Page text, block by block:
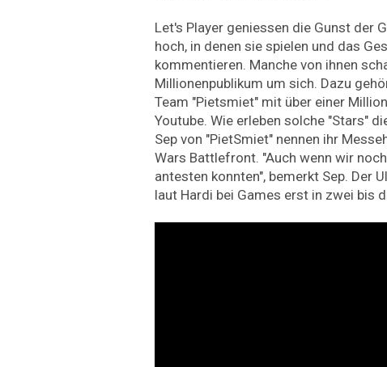
Let's Player geniessen die Gunst der
hoch, in denen sie spielen und das
kommentieren. Manche von ihnen
Millionenpublikum um sich. Dazu
Team "Pietsmiet" mit über einer
Youtube. Wie erleben solche "Stars"
Sep von "PietSmiet" nennen ihr
Wars Battlefront. "Auch wenn wir
antesten konnten", bemerkt Sep. Der
laut Hardi bei Games erst in zwei bis